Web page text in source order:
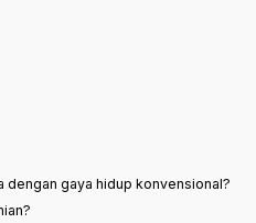
dengan gaya hidup konvensional?